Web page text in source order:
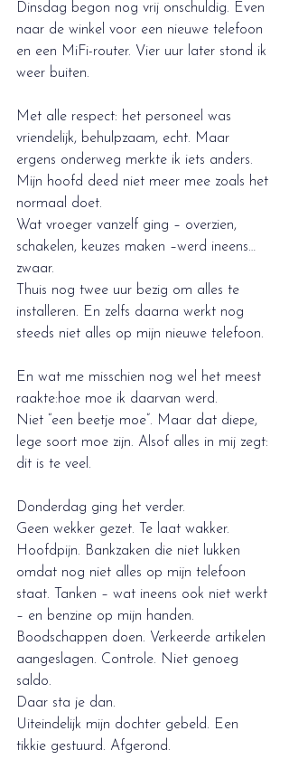
Dinsdag begon nog vrij onschuldig. Even
naar de winkel voor een nieuwe telefoon
en een MiFi-router. Vier uur later stond ik
weer buiten.
Met alle respect: het personeel was
vriendelijk, behulpzaam, echt. Maar
ergens onderweg merkte ik iets anders.
Mijn hoofd deed niet meer mee zoals het
normaal doet.
Wat vroeger vanzelf ging – overzien,
schakelen, keuzes maken –werd ineens…
zwaar.
Thuis nog twee uur bezig om alles te
installeren. En zelfs daarna werkt nog
steeds niet alles op mijn nieuwe telefoon.
En wat me misschien nog wel het meest
raakte:hoe moe ik daarvan werd.
Niet “een beetje moe”. Maar dat diepe,
lege soort moe zijn. Alsof alles in mij zegt:
dit is te veel.
Donderdag ging het verder.
Geen wekker gezet. Te laat wakker.
Hoofdpijn. Bankzaken die niet lukken
omdat nog niet alles op mijn telefoon
staat. Tanken – wat ineens ook niet werkt
– en benzine op mijn handen.
Boodschappen doen. Verkeerde artikelen
aangeslagen. Controle. Niet genoeg
saldo.
Daar sta je dan.
Uiteindelijk mijn dochter gebeld. Een
tikkie gestuurd. Afgerond.